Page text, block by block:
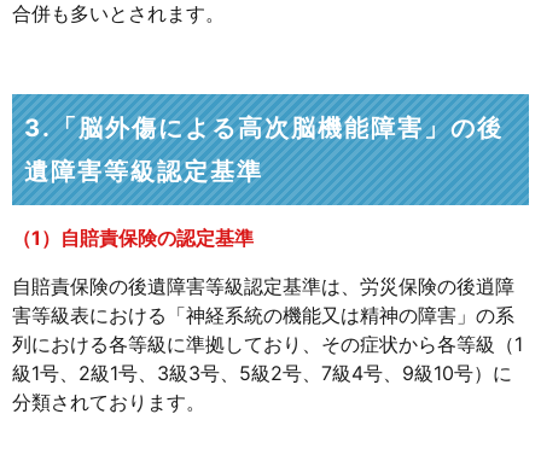
合併も多いとされます。
3.「脳外傷による高次脳機能障害」の後
遺障害等級認定基準
（1）自賠責保険の認定基準
自賠責保険の後遺障害等級認定基準は、労災保険の後逍障
害等級表における「神経系統の機能又は精神の障害」の系
列における各等級に準拠しており、その症状から各等級（1
級1号、2級1号、3級3号、5級2号、7級4号、9級10号）に
分類されております。